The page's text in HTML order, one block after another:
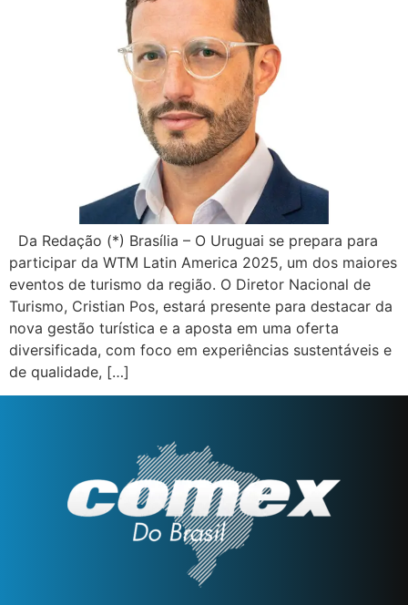
Da Redação (*) Brasília – O Uruguai se prepara para
participar da WTM Latin America 2025, um dos maiores
eventos de turismo da região. O Diretor Nacional de
Turismo, Cristian Pos, estará presente para destacar da
nova gestão turística e a aposta em uma oferta
diversificada, com foco em experiências sustentáveis e
de qualidade, […]